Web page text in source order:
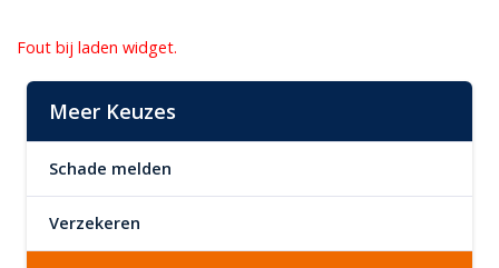
Fout bij laden widget.
Meer Keuzes
Schade melden
Verzekeren